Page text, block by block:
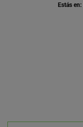
Estás en: